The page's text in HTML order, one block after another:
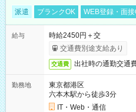
派遣 ブランクOK WEB登録・面
給与
時給2450円＋交
交通費別途支給あり
交通費 出社時の通勤交通
勤務地
東京都港区
六本木駅から徒歩3分
IT・Web・通信